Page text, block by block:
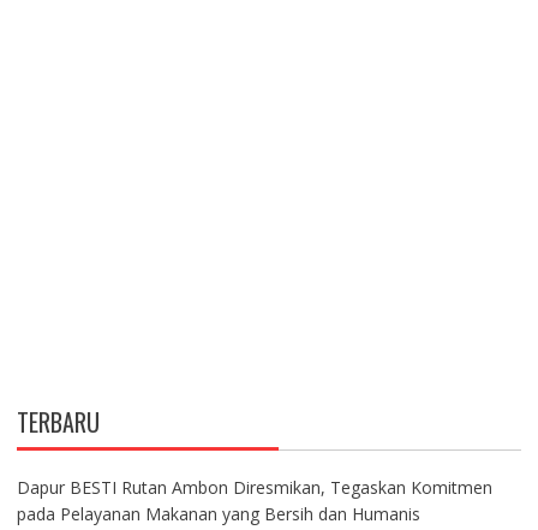
TERBARU
Dapur BESTI Rutan Ambon Diresmikan, Tegaskan Komitmen
pada Pelayanan Makanan yang Bersih dan Humanis